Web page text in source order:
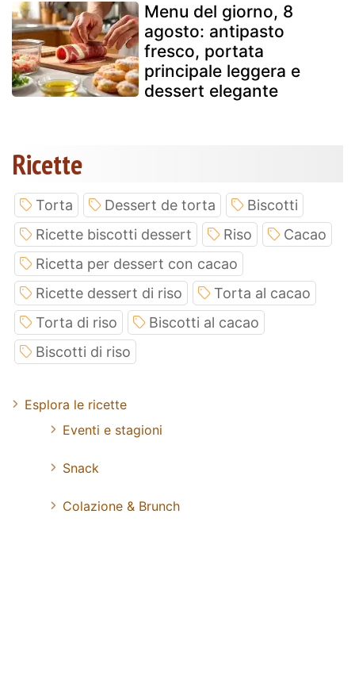
Menu del giorno, 8
agosto: antipasto
fresco, portata
principale leggera e
dessert elegante
Ricette
Torta Dessert de torta
Biscotti
Ricette biscotti dessert
Riso
Cacao
Ricetta per dessert con cacao
Ricette dessert di riso
Torta al cacao
Torta di riso
Biscotti al cacao
Biscotti di riso
Esplora le ricette
Eventi e stagioni
Snack
Colazione & Brunch